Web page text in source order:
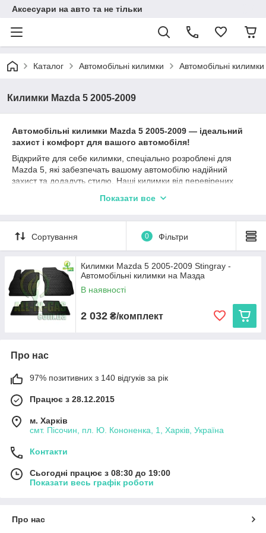
Аксесуари на авто та не тільки
Каталог Автомобільні килимки Автомобільні
Килимки Mazda 5 2005-2009
Автомобільні килимки Mazda 5 2005-2009 — ідеальний
захист і комфорт для вашого автомобіля!
Відкрийте для себе килимки, спеціально розроблені для
Mazda 5, які забезпечать вашому автомобілю надійний
захист та додадуть стилю. Наші килимки від перевірених
ідеально підходять для Мазда 5 та гарантують довготривалу
Матеріали, такі як каучук, поліуретан та гума, забезпечують
відмінні захисні характеристики, а різноманітність типів
бортиків (2,5 см, 4 см, євроборт) дозволяє вибрати найбільш
підходящий варіант залежно від ваших уподобань та умов
експлуатації. Ми пропонуємо:
Cargumm з євробортом
салону, легкість у догляді та висока зносостійкість.
Avto gumm з бортиком 2,5 см— надійний захист
Stingray
для максимальної захисту і преміального вигляду.
Кожен виріб виготовляється в Україні, що гарантує високу
якість та доступну ціну.
Виберіть автокиликми, які ідеально підходять вашому Mazda
5, та насолоджуйтеся чистотою і комфортом на кожному
кілометрі дороги!
Показати все
Сортування 0 Фільтри
Килимки Mazda 5 2005-2009 Stingray -
Автомобільні килимки на Мазда
В наявності
2 032 ₴/комплект
Про нас
97% позитивних з 140 відгуків за рік
Працює з 28.12.2015
м. Харків
смт. Пісочин, пл. Ю. Кононенка, 1, Харків, Україна
Контакти
Сьогодні працює з 08:30 до 19:00
Показати весь графік роботи
Про нас